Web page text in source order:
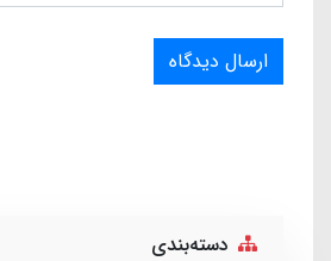
ارسال دیدگاه
دسته‌بندی